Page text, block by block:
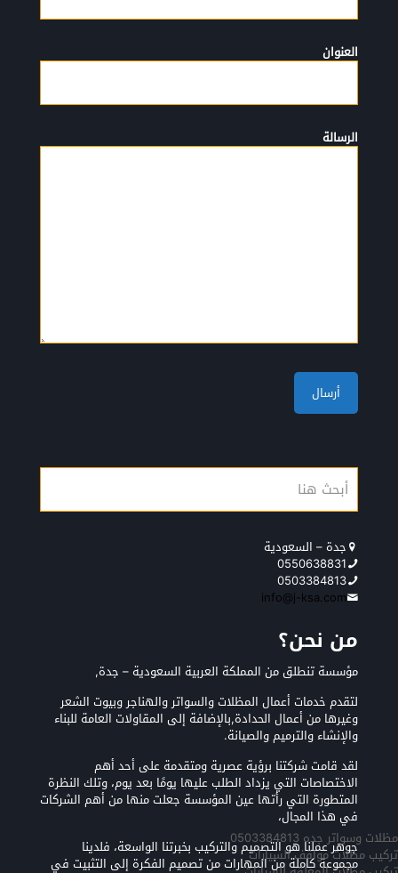
العنوان
الرسالة
جدة – السعودية
0550638831
0503384813
info@j-ksa.com
من نحن؟
مؤسسة تنطلق من المملكة العربية السعودية – جدة,
لتقدم خدمات أعمال المظلات والسواتر والهناجر وبيوت الشعر
وغيرها من أعمال الحدادة,بالإضافة إلى المقاولات العامة للبناء
والإنشاء والترميم والصيانة.
لقد قامت شركتنا برؤية عصرية ومتقدمة على أحد أهم
الاختصاصات التي يزداد الطلب عليها يومًا بعد يوم، وتلك النظرة
المتطورة التي رأتها عين المؤسسة جعلت منها من أهم الشركات
في هذا المجال،
جوهر عملنا هو التصميم والتركيب بخبرتنا الواسعة، فلدينا
مجموعة كاملة من المهارات من تصميم الفكرة إلى التثبيت في
مظلات وسواتر جده 0503384813
تركيب مظلات مواقف السيارات